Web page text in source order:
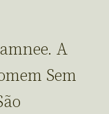
A
Sem